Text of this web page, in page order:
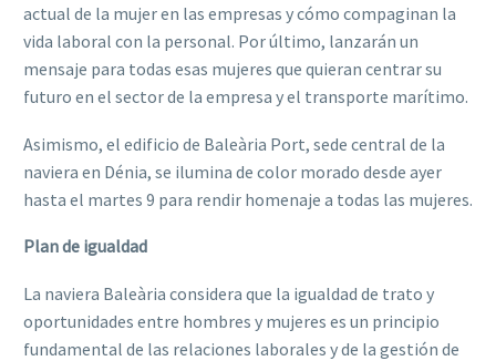
actual de la mujer en las empresas y cómo compaginan la
vida laboral con la personal. Por último, lanzarán un
mensaje para todas esas mujeres que quieran centrar su
futuro en el sector de la empresa y el transporte marítimo.
Asimismo, el edificio de Baleària Port, sede central de la
naviera en Dénia, se ilumina de color morado desde ayer
hasta el martes 9 para rendir homenaje a todas las mujeres.
Plan de igualdad
La naviera Baleària considera que la igualdad de trato y
oportunidades entre hombres y mujeres es un principio
fundamental de las relaciones laborales y de la gestión de